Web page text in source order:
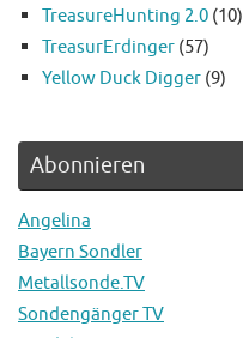
TreasureHunting 2.0 (10)
TreasurErdinger (57)
Yellow Duck Digger (9)
Abonnieren
Angelina
Bayern Sondler
Metallsonde.TV
Sondengänger TV